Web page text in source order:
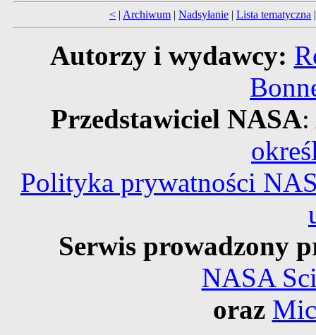
< | Archiwum | Nadsyłanie | Lista tematyczna
Autorzy i wydawcy:
Przedstawiciel NASA:
Polityka prywatności
Serwis prowadzony
NASA
oraz